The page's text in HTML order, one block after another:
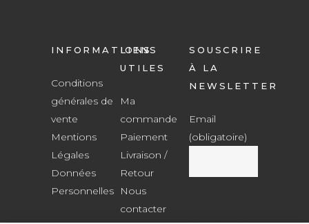
INFORMATIONS
Conditions
générales de
vente
Mentions
Légales
Données
Personnelles
LIENS
UTILES
Ma
commande
Paiement
Livraison /
Retour
Nous
contacter
SOUSCRIRE
À LA
NEWSLETTER
Email
(obligatoire)